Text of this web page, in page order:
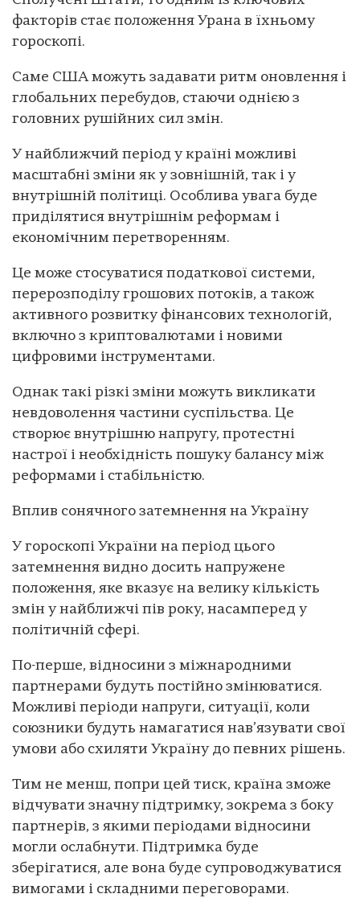
факторів стає положення Урана в їхньому
гороскопі.
Саме США можуть задавати ритм оновлення і
глобальних перебудов, стаючи однією з
головних рушійних сил змін.
У найближчий період у країні можливі
масштабні зміни як у зовнішній, так і у
внутрішній політиці. Особлива увага буде
приділятися внутрішнім реформам і
економічним перетворенням.
Це може стосуватися податкової системи,
перерозподілу грошових потоків, а також
активного розвитку фінансових технологій,
включно з криптовалютами і новими
цифровими інструментами.
Однак такі різкі зміни можуть викликати
невдоволення частини суспільства. Це
створює внутрішню напругу, протестні
настрої і необхідність пошуку балансу між
реформами і стабільністю.
Вплив сонячного затемнення на Україну
У гороскопі України на період цього
затемнення видно досить напружене
положення, яке вказує на велику кількість
змін у найближчі пів року, насамперед у
політичній сфері.
По-перше, відносини з міжнародними
партнерами будуть постійно змінюватися.
Можливі періоди напруги, ситуації, коли
союзники будуть намагатися нав’язувати свої
умови або схиляти Україну до певних рішень.
Тим не менш, попри цей тиск, країна зможе
відчувати значну підтримку, зокрема з боку
партнерів, з якими періодами відносини
могли ослабнути. Підтримка буде
зберігатися, але вона буде супроводжуватися
вимогами і складними переговорами.